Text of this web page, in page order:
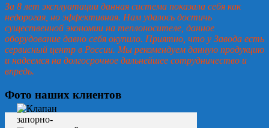
За 8 лет эксплуатации данная система показала себя как
недорогая, но эффективная. Нам удалось достичь
существенной экономии на теплоносителе, данное
оборудование давно себя окупило. Приятно, что у Завода есть
сервисный центр в России. Мы рекомендуем данную продукцию
и надеемся на долгосрочное дальнейшее сотрудничество и
впредь.
Фото наших клиентов